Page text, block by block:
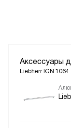
Аксессуары
Liebherr IGN 1064